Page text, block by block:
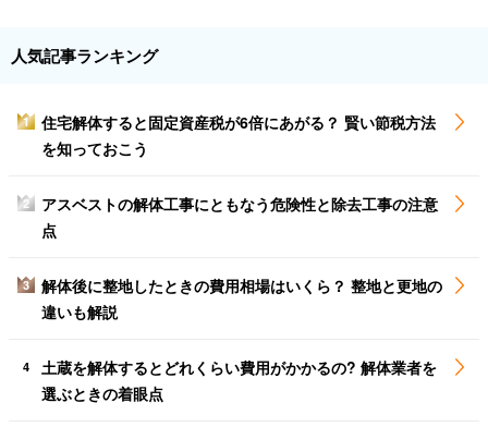
人気記事ランキング
1
住宅解体すると固定資産税が6倍にあがる？ 賢い節税方法
を知っておこう
2
アスベストの解体工事にともなう危険性と除去工事の注意
点
3
解体後に整地したときの費用相場はいくら？ 整地と更地の
違いも解説
4
土蔵を解体するとどれくらい費用がかかるの? 解体業者を
選ぶときの着眼点